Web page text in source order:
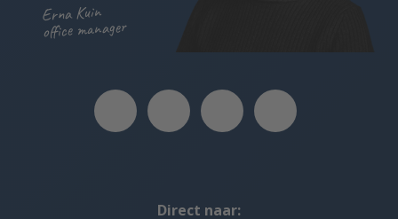
Erna Kuin
office manager
Direct naar: